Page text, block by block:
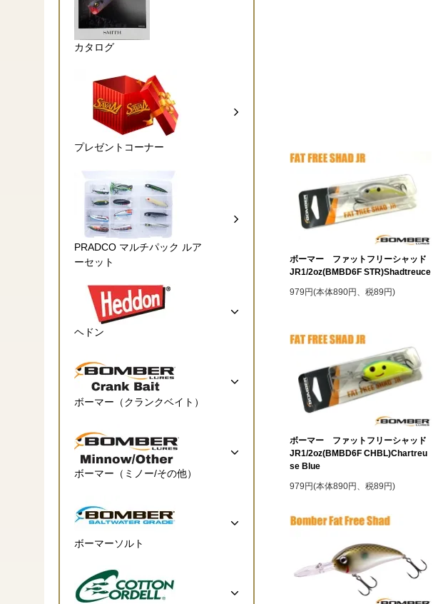
ボーマー ファットフリーシャッド
JR1/2oz(BMBD6F STR)Shadtreuce
979円(本体890円、税89円)
ボーマー ファットフリーシャッド
JR1/2oz(BMBD6F CHBL)Chartreu
se Blue
979円(本体890円、税89円)
カタログ
プレゼントコーナー
PRADCO マルチパック ルア
ーセット
ヘドン
ボーマー（クランクベイト）
ボーマー（ミノー/その他）
ボーマーソルト